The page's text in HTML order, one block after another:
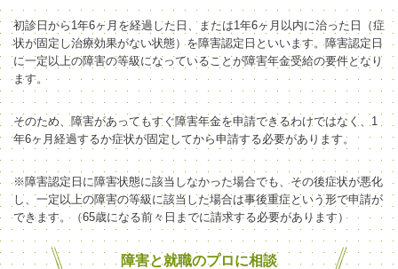
初診日から1年6ヶ月 を経過した日、または1年6ヶ月以内に治った日（症
状が固定し治療効果がない状態）を障害認定日といい ます。障害認定日
に一定以上の障害の等級になっていることが障害年金受給の要件となり
ます。
そのため
障害があってもすぐ障害年金を申請できるわけではなく、1
年6ヶ月経過するか症状が固定してから申請する必要があります。
※障害認定日に障害状態に該当しなかった場合でも、その後症状が悪化
し 、一定以上の障害の等級に該当した場合は事後重症という形で申請が
できます 。 （65歳になる前々日までに請求する必要があり ます ）
障害と就職のプロに相談